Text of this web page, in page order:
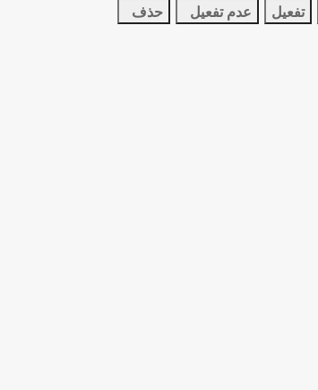
تفعيل عدم تفعيل حذف